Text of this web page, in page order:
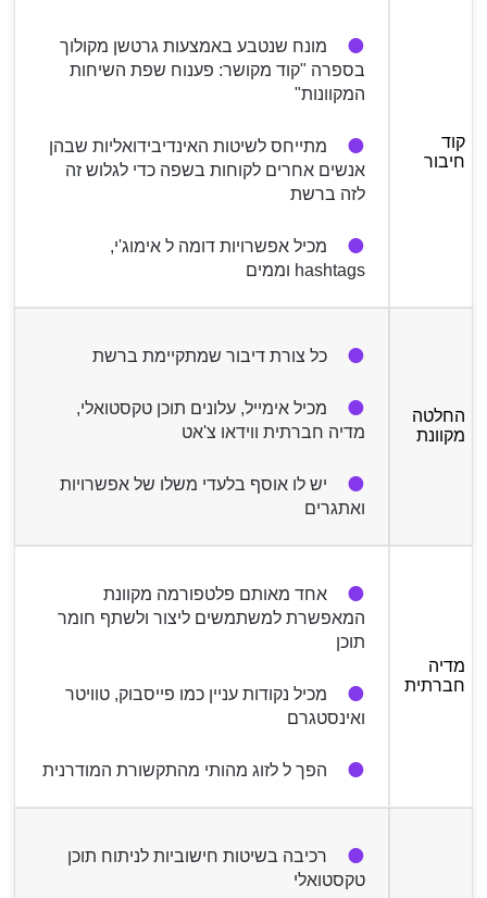
קוד
חיבור
מונח שנטבע באמצעות גרטשן מקולוך
בספרה "קוד מקושר: פענוח שפת השיחות
המקוונות"
מתייחס לשיטות האינדיבידואליות שבהן
אנשים אחרים לקוחות בשפה כדי לגלוש זה
לזה ברשת
מכיל אפשרויות דומה ל אימוג'י,
hashtags וממים
החלטה
מקוונת
כל צורת דיבור שמתקיימת ברשת
מכיל אימייל, עלונים תוכן טקסטואלי,
מדיה חברתית ווידאו צ'אט
יש לו אוסף בלעדי משלו של אפשרויות
ואתגרים
מדיה
חברתית
אחד מאותם פלטפורמה מקוונת
המאפשרת למשתמשים ליצור ולשתף חומר
תוכן
מכיל נקודות עניין כמו פייסבוק, טוויטר
ואינסטגרם
הפך ל לזוג מהותי מהתקשורת המודרנית
רכיבה בשיטות חישוביות לניתוח תוכן
טקסטואלי